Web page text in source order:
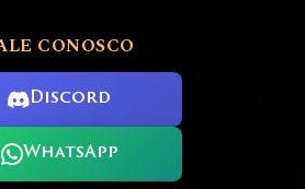
CONOSCO
Discord
WhatsApp